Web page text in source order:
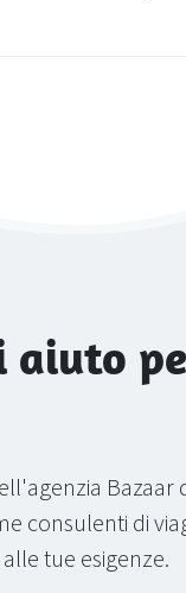
aiuto
consulenti di
tue esigenze.